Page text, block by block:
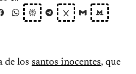
de los santos inocentes, que